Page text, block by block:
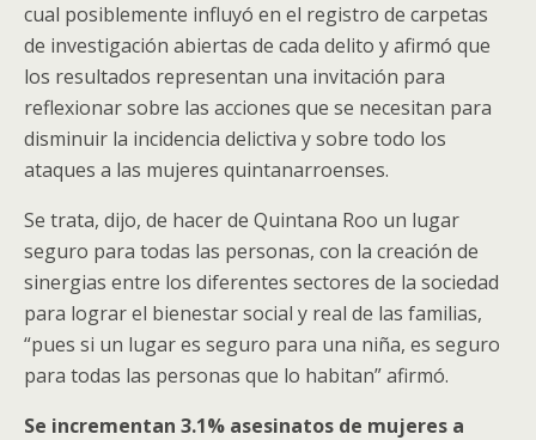
cual posiblemente influyó en el registro de carpetas
de investigación abiertas de cada delito y afirmó que
los resultados representan una invitación para
reflexionar sobre las acciones que se necesitan para
disminuir la incidencia delictiva y sobre todo los
ataques a las mujeres quintanarroenses.
Se trata, dijo, de hacer de Quintana Roo un lugar
seguro para todas las personas, con la creación de
sinergias entre los diferentes sectores de la sociedad
para lograr el bienestar social y real de las familias,
“pues si un lugar es seguro para una niña, es seguro
para todas las personas que lo habitan” afirmó.
Se incrementan 3.1% asesinatos de mujeres a